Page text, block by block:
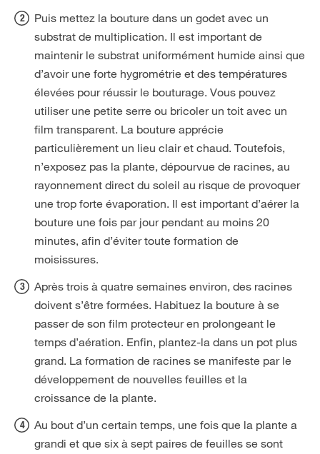
Puis mettez la bouture dans un godet avec un
substrat de multiplication. Il est important de
maintenir le substrat uniformément humide ainsi que
d’avoir une forte hygrométrie et des températures
élevées pour réussir le bouturage. Vous pouvez
utiliser une petite serre ou bricoler un toit avec un
film transparent. La bouture apprécie
particulièrement un lieu clair et chaud. Toutefois,
n’exposez pas la plante, dépourvue de racines, au
rayonnement direct du soleil au risque de provoquer
une trop forte évaporation. Il est important d’aérer la
bouture une fois par jour pendant au moins 20
minutes, afin d’éviter toute formation de
moisissures.
Après trois à quatre semaines environ, des racines
doivent s’être formées. Habituez la bouture à se
passer de son film protecteur en prolongeant le
temps d’aération. Enfin, plantez-la dans un pot plus
grand. La formation de racines se manifeste par le
développement de nouvelles feuilles et la
croissance de la plante.
Au bout d’un certain temps, une fois que la plante a
grandi et que six à sept paires de feuilles se sont